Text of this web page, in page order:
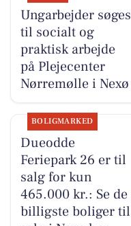
Ungarbejder søges
til socialt og
praktisk arbejde
på Plejecenter
Nørremølle i Nexø
BOLIGMARKED
Dueodde
Feriepark 26 er til
salg for kun
465.000 kr.: Se de
billigste boliger til